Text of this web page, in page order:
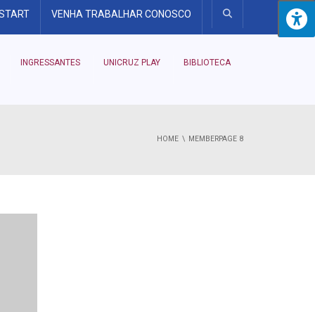
VENHA TRABALHAR CONOSCO
INGRESSANTES UNICRUZ PLAY BIBLIOTECA
HOME MEMBERPAGE 8